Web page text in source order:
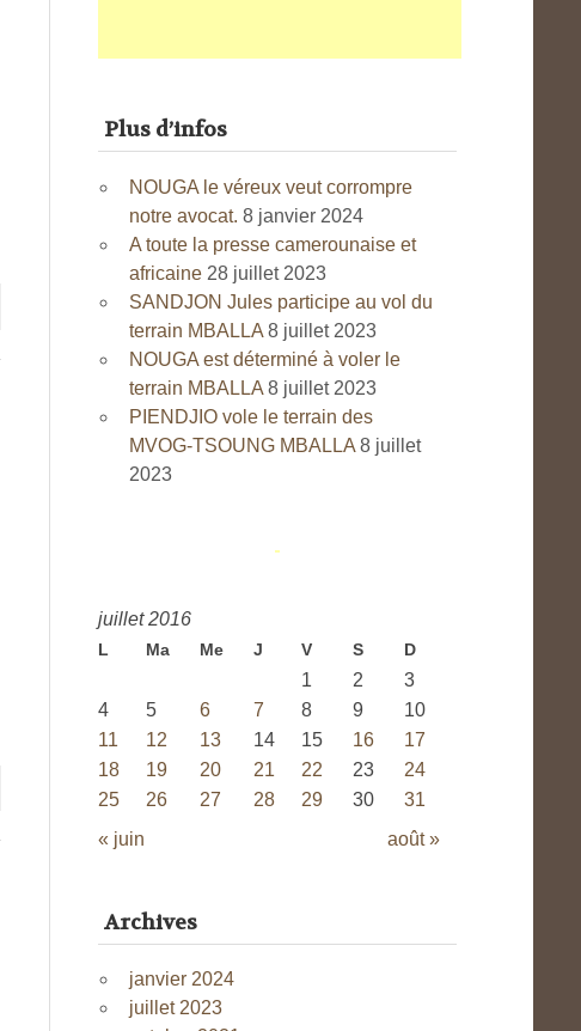
Plus d’infos
NOUGA le véreux veut corrompre
notre avocat. 8 janvier 2024
A toute la presse camerounaise et
africaine 28 juillet 2023
SANDJON Jules participe au vol du
terrain MBALLA 8 juillet 2023
NOUGA est déterminé à voler le
terrain MBALLA 8 juillet 2023
PIENDJIO vole le terrain des
MVOG-TSOUNG MBALLA 8 juillet
2023
juillet 2016
L Ma Me J V S D
« juin août »
1 2
3
4
5 6 7 8 9
10
11
12 13 14 15 16
17
18
19 20 21 22 23
24
25
26 27 28 29 30 31
Archives
janvier 2024
juillet 2023